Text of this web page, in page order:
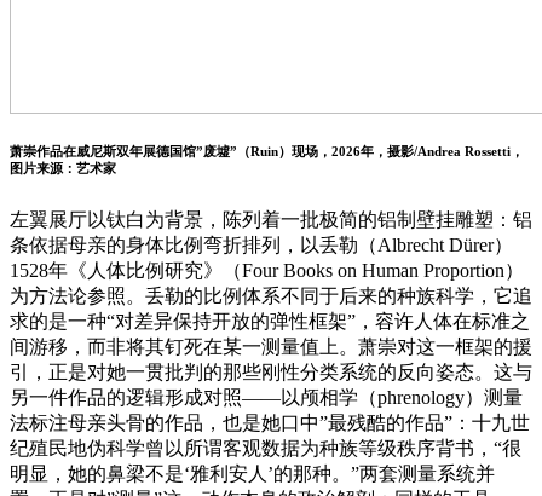
萧崇作品在威尼斯双年展德国馆”废墟”（Ruin）现场，2026年，摄影/Andrea Rossetti，
图片来源：艺术家
左翼展厅以钛白为背景，陈列着一批极简的铝制壁挂雕塑：铝
条依据母亲的身体比例弯折排列，以丢勒（Albrecht Dürer）
1528年《人体比例研究》（Four Books on Human Proportion）
为方法论参照。丢勒的比例体系不同于后来的种族科学，它追
求的是一种“对差异保持开放的弹性框架”，容许人体在标准之
间游移，而非将其钉死在某一测量值上。萧崇对这一框架的援
引，正是对她一贯批判的那些刚性分类系统的反向姿态。这与
另一件作品的逻辑形成对照——以颅相学（phrenology）测量
法标注母亲头骨的作品，也是她口中”最残酷的作品”：十九世
纪殖民地伪科学曾以所谓客观数据为种族等级秩序背书，“很
明显，她的鼻梁不是‘雅利安人’的那种。”两套测量系统并